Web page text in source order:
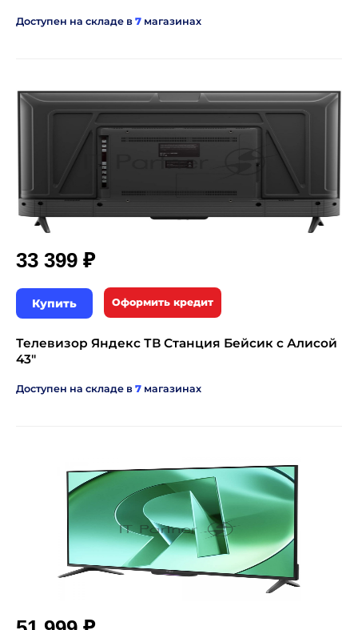
Доступен на складе в 7 магазинах
33 399 ₽
Купить Оформить кредит
Телевизор Яндекс ТВ Станция Бейсик с Алисой
43"
Доступен на складе в 7 магазинах